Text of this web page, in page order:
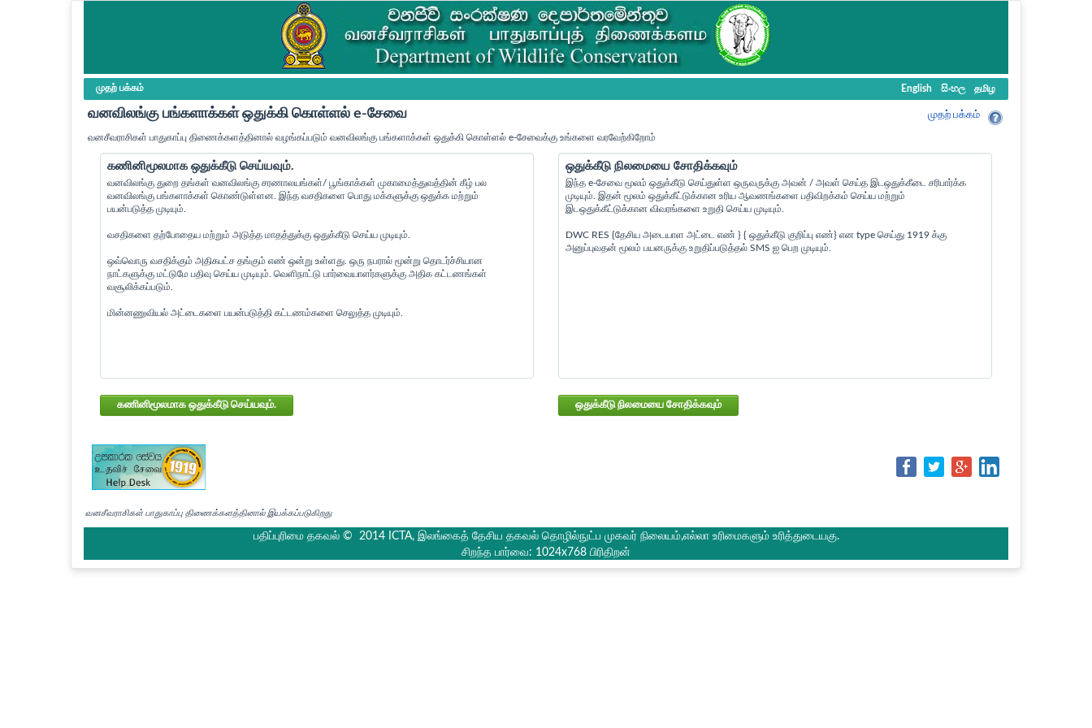
முதற் பக்கம் English සිංහල தமிழ
வனவிலங்கு பங்களாக்கள் ஒதுக்கி கொள்ளல் e-சேவை முதற் பக்கம்
வனசீவராசிகள் பாதுகாப்பு திணைக்களத்தினால் வழங்கப்படும் வனவிலங்கு பங்களாக்கள் ஒதுக்கி கொள்ளல் e-சேவைக்கு உங்களை வரவேற்கிறோம்
கணினிமூலமாக ஒதுக்கீடு செய்யவும்.
வனவிலங்கு துறை தங்கள் வனவிலங்கு சரணாலயங்கள்/ பூங்காக்கள் முகாமைத்துவத்தின் கீழ் பல
வனவிலங்கு பங்களாக்கள் கொண்டுள்ளன. இந்த வசதிகளை பொது மக்களுக்கு ஒதுக்க மற்றும்
பயன்படுத்த முடியும்.
வசதிகளை தற்போதைய மற்றும் அடுத்த மாதத்துக்கு ஒதுக்கீடு செய்ய முடியும்.
ஒவ்வொரு வசதிக்கும் அதிகபட்ச தங்கும் எண் ஒன்று உள்ளது. ஒரு நபரால் மூன்று தொடர்ச்சியான
நாட்களுக்கு மட்டுமே பதிவு செய்ய முடியும். வெளிநாட்டு பார்வையாளர்களுக்கு அதிக கட்டணங்கள்
வசூலிக்கப்படும்.
மின்னணுவியல் அட்டைகளை பயன்படுத்தி கட்டணம்களை செலுத்த முடியும்.
கணினிமூலமாக ஒதுக்கீடு செய்யவும்.
ஒதுக்கீடு நிலமையை சோதிக்கவும்
இந்த e-சேவை மூலம் ஒதுக்கீடு செய்துள்ள ஒருவருக்கு அவன் / அவள் செய்த இடஒதுக்கீடை சரிபார்க்க
முடியும். இதன் மூலம் ஒதுக்கீட்டுக்கான உரிய ஆவணங்களை பதிவிறக்கம் செய்ய மற்றும்
இடஒதுக்கீட்டுக்கான விவரங்களை உறுதி செய்ய முடியும்.
DWC RES {தேசிய அடையாள அட்டை எண் } { ஒதுக்கீடு குறிப்பு எண்} என type செய்து 1919 க்கு
அனுப்புவதன் மூலம் பயனருக்கு உறுதிப்படுத்தல் SMS ஐ பெற முடியும்.
ஒதுக்கீடு நிலமையை சோதிக்கவும்
வனசீவராசிகள் பாதுகாப்பு திணைக்களத்தினால் இயக்கப்படுகிறது
பதிப்புரிமை தகவல் © 2014 ICTA, இலங்கைத் தேசிய தகவல் தொழில்நுட்ப முகவர் நிலையம்,எல்லா உரிமைகளும் உரித்துடையகு.
சிறந்த பார்வை: 1024x768 பிரிதிறன்